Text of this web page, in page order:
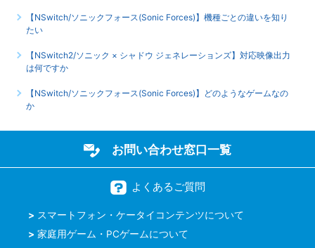
もっと見る
【NSwitch/ソニックフォース(Sonic Forces)】機種ごとの違いを知り
たい
【NSwitch2/ソニック × シャドウ ジェネレーションズ】対応映像出力
は何ですか
【NSwitch/ソニックフォース(Sonic Forces)】どのようなゲームなの
か
お問い合わせ窓口一覧
よくあるご質問
スマートフォン・ケータイコンテンツについて
家庭用ゲーム・PCゲームについて